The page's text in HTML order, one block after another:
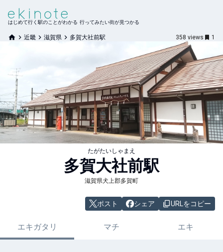
はじめて行く駅のことがわかる 行ってみたい街が見つかる
近畿 滋賀県 多賀大社前駅 358 views 1
たがたいしゃまえ
多賀大社前駅
滋賀県犬上郡多賀町
ポスト シェア URLをコピー
エキガタリ マチ エキ